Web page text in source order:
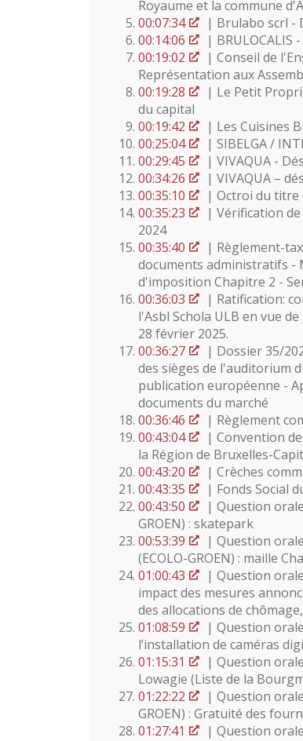
Royaume et la commune
00:07:34
| Brulabo scrl -
00:14:06
| BRULOCALIS
00:19:02
| Conseil de
Représentation aux
00:19:28
| Le Petit
du capital
00:19:42
| Les Cuisines
00:25:04
| SIBELGA /
00:29:45
| VIVAQUA -
00:34:26
| VIVAQUA –
00:35:10
| Octroi du titre
00:35:23
| Vérification
2024
00:35:40
| Règlement-
documents administratifs -
d'imposition Chapitre 2 -
00:36:03
| Ratification:
l'Asbl Schola ULB en vue
28 février 2025.
00:36:27
| Dossier 35/
des sièges de l'auditorium
publication européenne -
documents du marché
00:36:46
| Règlement
00:43:04
| Convention
la Région de Bruxelles-
00:43:20
| Crèches
00:43:35
| Fonds Social
00:43:50
| Question
GROEN) : skatepark
00:53:39
| Question
(ECOLO-GROEN) : maille
01:00:43
| Question
impact des mesures
des allocations de
01:08:59
| Question
l’installation de caméras
01:15:31
| Question
Lowagie (Liste de la
01:22:22
| Question
GROEN) : Gratuité des
01:27:41
| Question